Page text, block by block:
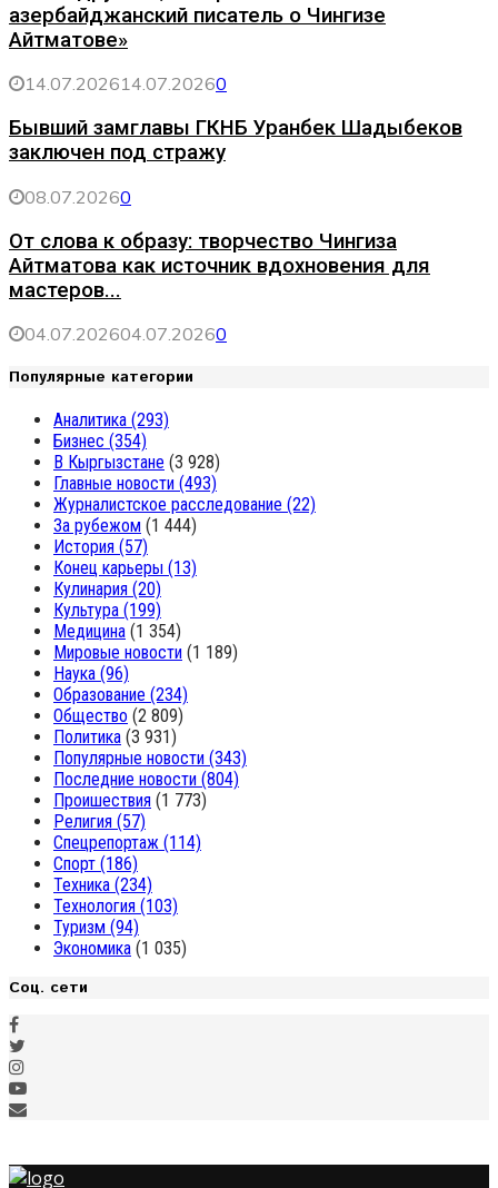
азербайджанский писатель о Чингизе
Айтматове»
14.07.202614.07.20260
Бывший замглавы ГКНБ Уранбек Шадыбеков
заключен под стражу
08.07.20260
От слова к образу: творчество Чингиза
Айтматова как источник вдохновения для
мастеров...
04.07.202604.07.20260
Популярные категории
Аналитика (293)
Бизнес (354)
В Кыргызстане (3 928)
Главные новости (493)
Журналистское расследование (22)
За рубежом (1 444)
История (57)
Конец карьеры (13)
Кулинария (20)
Культура (199)
Медицина (1 354)
Мировые новости (1 189)
Наука (96)
Образование (234)
Общество (2 809)
Политика (3 931)
Популярные новости (343)
Последние новости (804)
Проишествия (1 773)
Религия (57)
Спецрепортаж (114)
Спорт (186)
Техника (234)
Технология (103)
Туризм (94)
Экономика (1 035)
Соц. сети